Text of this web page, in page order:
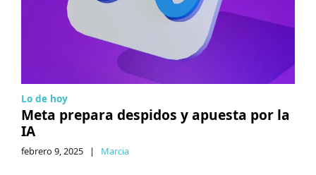
Lo de hoy
Meta prepara despidos y apuesta por la
IA
febrero 9, 2025 | Marcia